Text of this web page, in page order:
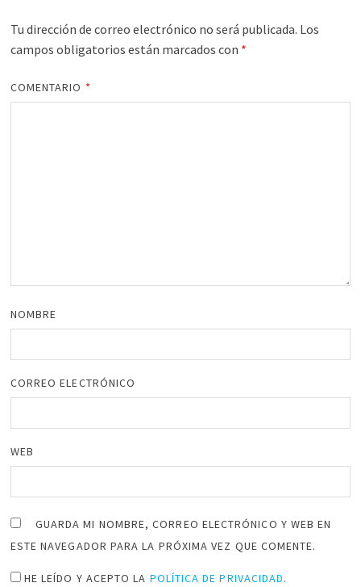
Tu dirección de correo electrónico no será publicada. Los
campos obligatorios están marcados con *
COMENTARIO *
NOMBRE
CORREO ELECTRÓNICO
WEB
GUARDA MI NOMBRE, CORREO ELECTRÓNICO Y WEB EN
ESTE NAVEGADOR PARA LA PRÓXIMA VEZ QUE COMENTE.
HE LEÍDO Y ACEPTO LA POLÍTICA DE PRIVACIDAD.